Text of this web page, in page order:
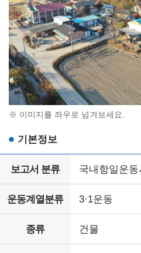
※ 이미지를 좌우로 넘겨보세요.
기본정보
보고서 분류 국내항일운동
운동계열분류 3·1운동
종류 건물